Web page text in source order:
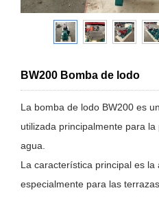
BW200 Bomba de lodo
La bomba de lodo BW200 es
utilizada principalmente para
agua.
La característica principal es la
especialmente para las